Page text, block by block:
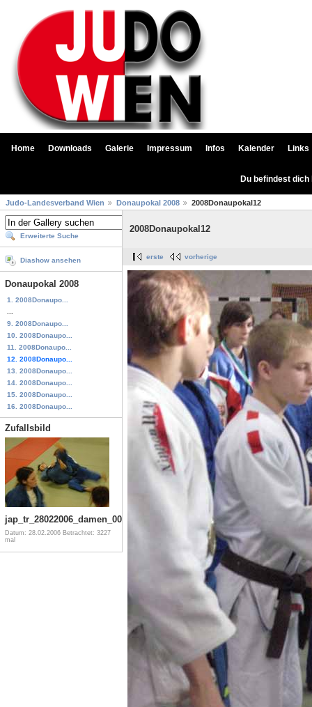
Home Downloads Galerie Impressum Infos Kalender Links
Du befindest
Judo-Landesverband Wien Donaupokal 2008 2008Donaupokal12
Erweiterte Suche
Diashow ansehen
Donaupokal 2008
1. 2008Donaupo...
9. 2008Donaupo...
10. 2008Donaupo...
11. 2008Donaupo...
12. 2008Donaupo...
13. 2008Donaupo...
14. 2008Donaupo...
15. 2008Donaupo...
16. 2008Donaupo...
Zufallsbild
jap_tr_28022006_damen_003
Datum: 28.02.2006 Betrachtet: 3227
mal
2008Donaupokal12
erste vorherige